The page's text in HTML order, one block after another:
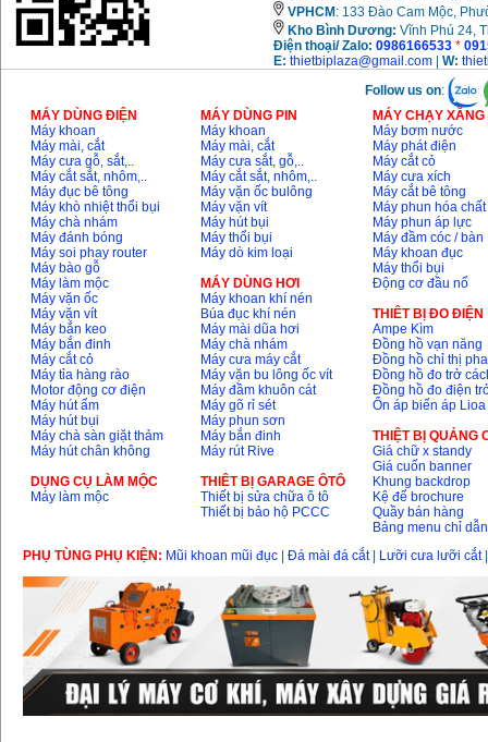
VPHCM : 133 Đào Cam Mộc,
Kho Bình Dương: Vĩnh Phú 24,
Điện thoại/ Zalo: 0986166533 *
E: thietbiplaza@gmail.com W:
Follow us on:
MÁY DÙNG ĐIỆN
Máy khoan
Máy mài, cắt
Máy cưa gỗ, sắt,..
Máy cắt sắt, nhôm,..
Máy đục bê tông
Máy khò nhiệt thổi bụi
Máy chà nhám
Máy đánh bóng
Máy soi phay router
Máy bào gỗ
Máy làm mộc
Máy vặn ốc
Máy vặn vít
Máy bắn keo
Máy bắn đinh
Máy cắt cỏ
Máy tỉa hàng rào
Motor động cơ điện
Máy hút ẩm
Máy hút bụi
Máy chà sàn giặt thảm
Máy hút chân không
DỤNG CỤ LÀM MỘC
Máy làm mộc
MÁY DÙNG PIN
Máy khoan
Máy mài, cắt
Máy cưa sắt, gỗ,..
Máy cắt sắt, nhôm,..
Máy vặn ốc bulông
Máy vặn vít
Máy hút bụi
Máy thổi bụi
Máy dò kim loại
MÁY DÙNG HƠI
Máy khoan khí nén
Búa đục khí nén
Máy mài dũa hơi
Máy chà nhám
Máy cưa máy cắt
Máy vặn bu lông ốc vít
Máy đầm khuôn cát
Máy gõ rỉ sét
Máy phun sơn
Máy bắn đinh
Máy rút Rive
THIÊT BỊ GARAGE ÔTÔ
Thiết bị sửa chữa ô tô
Thiết bị bảo hộ PCCC
MÁY CHẠY
Máy bơm nước
Máy phát điện
Máy cắt cỏ
Máy cưa xích
Máy cắt bê tông
Máy phun hóa chất
Máy phun áp lực
Máy đầm cóc / bàn
Máy khoan đục
Máy thổi bụi
Động cơ đầu nổ
THIÊT BỊ ĐO ĐIỆN
Ampe Kìm
Đồng hồ vạn năng
Đồng hồ chỉ thị pha
Đồng hồ đo trở
Đồng hồ đo điện
Ổn áp biến áp Lioa
THIỆT BỊ QUẢNG
Giá chữ x standy
Giá cuốn banner
Khung backdrop
Kệ để brochure
Quầy bán hàng
Bảng menu chỉ dẫn
PHỤ TÙNG PHỤ KIỆN: Mũi khoan mũi đục Đá mài đá cắt| Lưỡi cưa lưỡi cắt